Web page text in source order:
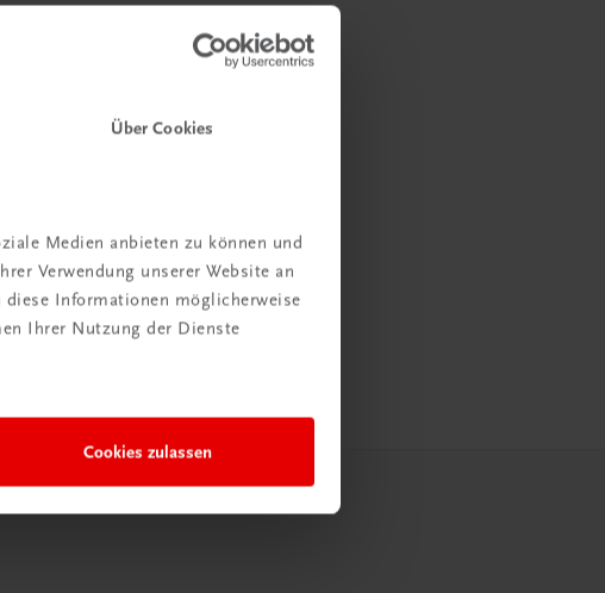
Über Cookies
Medien anbieten zu können und
Verwendung unserer Website an
diese Informationen möglicherweise
Ihrer Nutzung der Dienste
Cookies zulassen